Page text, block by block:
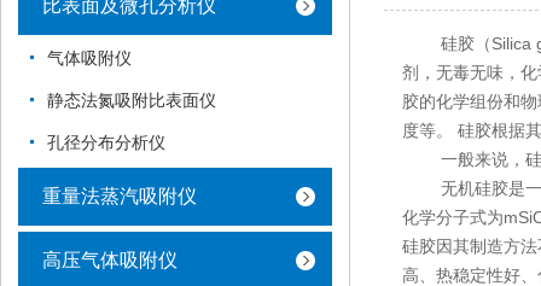
比表面及微孔分析仪
气体吸附仪
静态法氮吸附比表面仪
孔径分布分析仪
重量法蒸汽吸附仪
高压气体吸附仪
硅胶（Silica
剂，无毒无味，
胶的化学组份和
度等。 硅胶根据
一般来说，硅胶
无机硅胶是一种
化学分子式为
硅胶因其制造方
高、热稳定性好